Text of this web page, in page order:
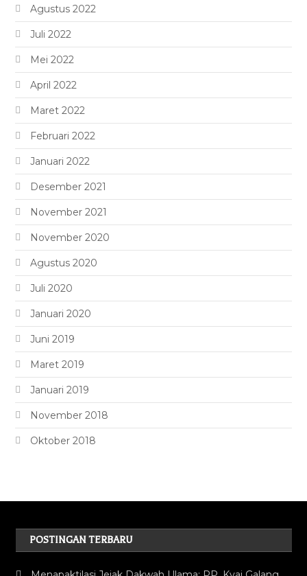
Agustus 2022
Juli 2022
Mei 2022
April 2022
Maret 2022
Februari 2022
Januari 2022
Desember 2021
November 2021
November 2020
Agustus 2020
Juli 2020
Januari 2020
Juni 2019
Maret 2019
Januari 2019
November 2018
Oktober 2018
POSTINGAN TERBARU